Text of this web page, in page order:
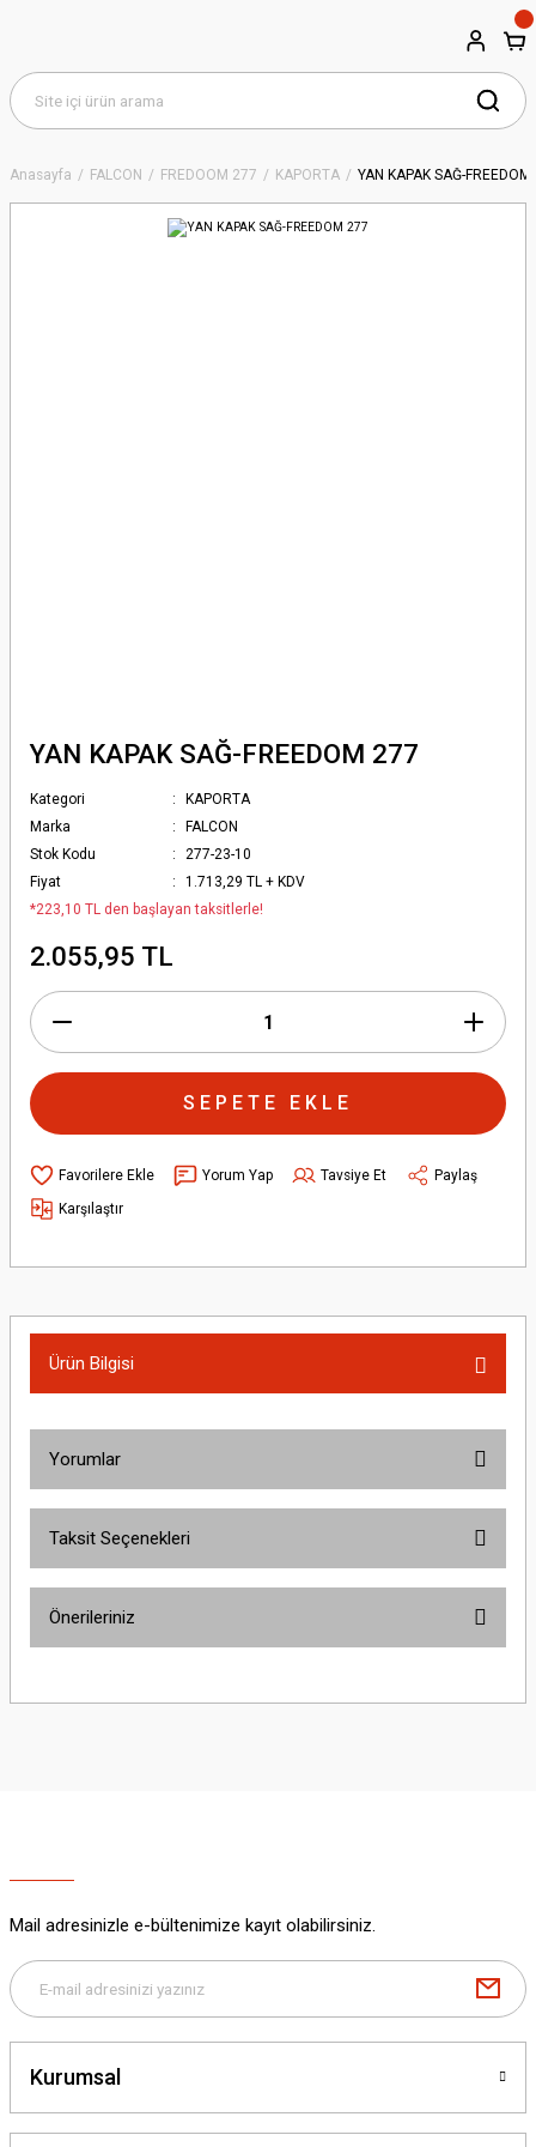
Anasayfa FALCON FREDOOM 277 KAPORTA YAN KAPAK SAĞ-
YAN KAPAK SAĞ-FREEDOM 277
Kategori
KAPORTA
Marka
FALCON
Stok Kodu
277-23-10
Fiyat
1.713,29 TL + KDV
*223,10 TL den başlayan taksitlerle!
2.055,95 TL
SEPETE EKLE
Yorum Yap Tavsiye Et
Paylaş
Karşılaştır
Ürün Bilgisi
Yorumlar
Taksit Seçenekleri
Önerileriniz
yetersiz gördüğünüz noktaları öneri formunu kullanarak tarafımıza
Bu ürüne benzer farklı alternatifler olmalı.
Mail adresinizle e-bültenimize kayıt olabilirsiniz.
Kurumsal